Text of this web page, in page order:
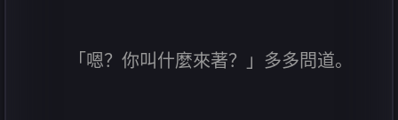
「嗯？你叫什麼來著？」多多問道。